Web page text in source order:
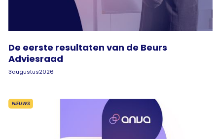
De eerste resultaten van de Beurs
Adviesraad
3augustus2026
NIEUWS